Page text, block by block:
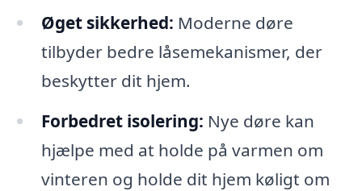
Øget sikkerhed: Moderne døre
tilbyder bedre låsemekanismer, der
beskytter dit hjem.
Forbedret isolering: Nye døre kan
hjælpe med at holde på varmen om
vinteren og holde dit hjem køligt om